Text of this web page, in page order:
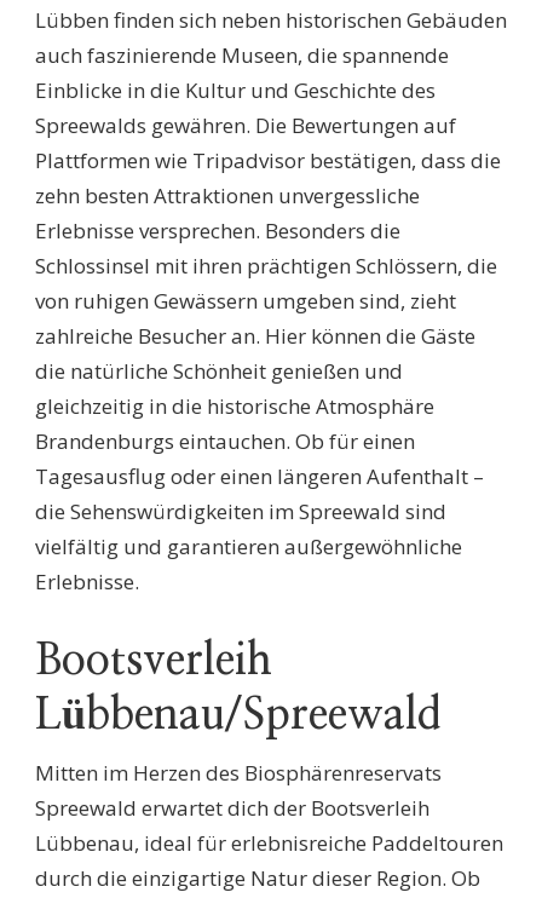
Lübben finden sich neben historischen Gebäuden
auch faszinierende Museen, die spannende
Einblicke in die Kultur und Geschichte des
Spreewalds gewähren. Die Bewertungen auf
Plattformen wie Tripadvisor bestätigen, dass die
zehn besten Attraktionen unvergessliche
Erlebnisse versprechen. Besonders die
Schlossinsel mit ihren prächtigen Schlössern, die
von ruhigen Gewässern umgeben sind, zieht
zahlreiche Besucher an. Hier können die Gäste
die natürliche Schönheit genießen und
gleichzeitig in die historische Atmosphäre
Brandenburgs eintauchen. Ob für einen
Tagesausflug oder einen längeren Aufenthalt –
die Sehenswürdigkeiten im Spreewald sind
vielfältig und garantieren außergewöhnliche
Erlebnisse.
Bootsverleih
Lübbenau/Spreewald
Mitten im Herzen des Biosphärenreservats
Spreewald erwartet dich der Bootsverleih
Lübbenau, ideal für erlebnisreiche Paddeltouren
durch die einzigartige Natur dieser Region. Ob